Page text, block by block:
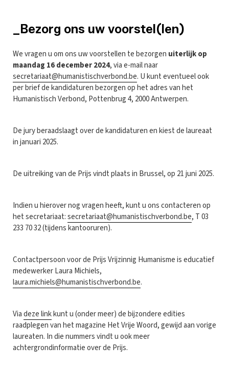
_Bezorg ons uw voorstel(len)
We vragen u om ons uw voorstellen te bezorgen uiterlijk op
maandag 16 december 2024, via e-mail naar
secretariaat@humanistischverbond.be. U kunt eventueel ook
per brief de kandidaturen bezorgen op het adres van het
Humanistisch Verbond, Pottenbrug 4, 2000 Antwerpen.
De jury beraadslaagt over de kandidaturen en kiest de laureaat
in januari 2025.
De uitreiking van de Prijs vindt plaats in Brussel, op 21 juni 2025.
Indien u hierover nog vragen heeft, kunt u ons contacteren op
het secretariaat:secretariaat@humanistischverbond.be, T 03
233 70 32 (tijdens kantooruren).
Contactpersoon voor de Prijs Vrijzinnig Humanisme is educatief
medewerker Laura Michiels,
laura.michiels@humanistischverbond.be.
Viadeze linkkunt u (onder meer) de bijzondere edities
raadplegen van het magazine Het Vrije Woord, gewijd aan vorige
laureaten. In die nummers vindt u ook meer
achtergrondinformatie over de Prijs.